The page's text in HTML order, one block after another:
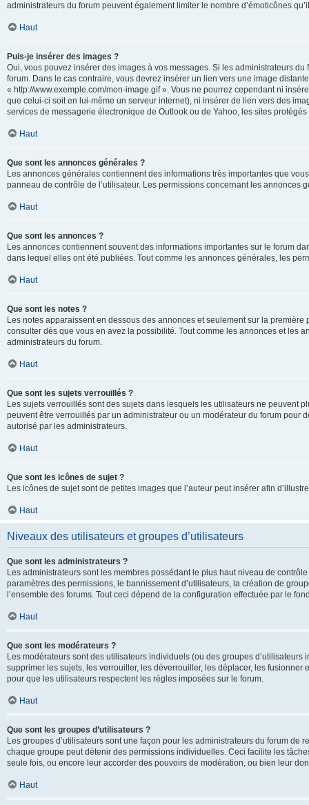
administrateurs du forum peuvent également limiter le nombre d’émoticônes
Haut
Puis-je insérer des images ?
Oui, vous pouvez insérer des images à vos messages. Si les administrateurs
forum. Dans le cas contraire, vous devrez insérer un lien vers une image
« http://www.exemple.com/mon-image.gif ». Vous ne pourrez cependant ni
que celui-ci soit en lui-même un serveur internet), ni insérer de lien vers des
services de messagerie électronique de Outlook ou de Yahoo, les sites
Haut
Que sont les annonces générales ?
Les annonces générales contiennent des informations très importantes que
panneau de contrôle de l’utilisateur. Les permissions concernant les annonces
Haut
Que sont les annonces ?
Les annonces contiennent souvent des informations importantes sur le forum
dans lequel elles ont été publiées. Tout comme les annonces générales, les
Haut
Que sont les notes ?
Les notes apparaissent en dessous des annonces et seulement sur la
consulter dès que vous en avez la possibilité. Tout comme les annonces et les
administrateurs du forum.
Haut
Que sont les sujets verrouillés ?
Les sujets verrouillés sont des sujets dans lesquels les utilisateurs ne peuvent
peuvent être verrouillés par un administrateur ou un modérateur du forum pour
autorisé par les administrateurs.
Haut
Que sont les icônes de sujet ?
Les icônes de sujet sont de petites images que l’auteur peut insérer afin
Haut
Niveaux des utilisateurs et groupes d’utilisateurs
Que sont les administrateurs ?
Les administrateurs sont les membres possédant le plus haut niveau de
paramètres des permissions, le bannissement d’utilisateurs, la création de
l’ensemble des forums. Tout ceci dépend de la configuration effectuée par le
Haut
Que sont les modérateurs ?
Les modérateurs sont des utilisateurs individuels (ou des groupes
supprimer les sujets, les verrouiller, les déverrouiller, les déplacer, les
pour que les utilisateurs respectent les règles imposées sur le forum.
Haut
Que sont les groupes d’utilisateurs ?
Les groupes d’utilisateurs sont une façon pour les administrateurs du forum
chaque groupe peut détenir des permissions individuelles. Ceci facilite les
seule fois, ou encore leur accorder des pouvoirs de modération, ou bien leur
Haut